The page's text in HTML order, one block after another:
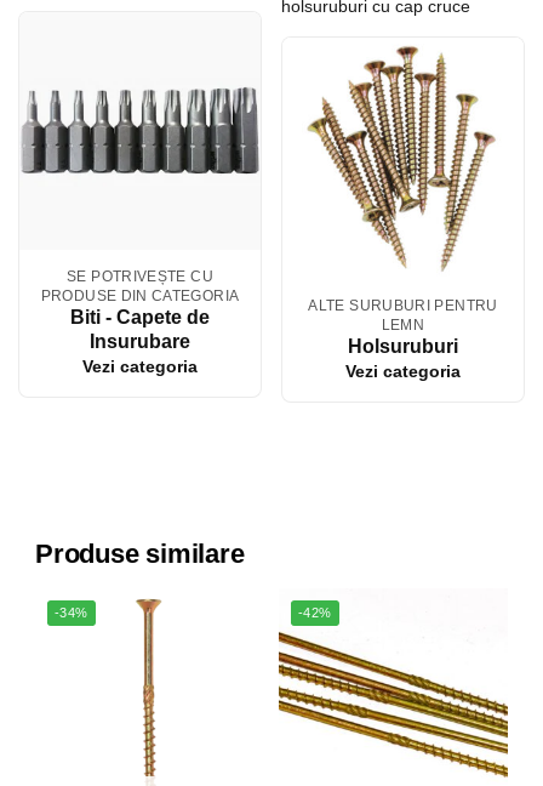
SE POTRIVEȘTE CU
PRODUSE DIN CATEGORIA
Biti - Capete de
Insurubare
Vezi categoria
holsuruburi cu cap cruce
ALTE SURUBURI PENTRU
LEMN
Holsuruburi
Vezi categoria
Produse similare
-34% -42%